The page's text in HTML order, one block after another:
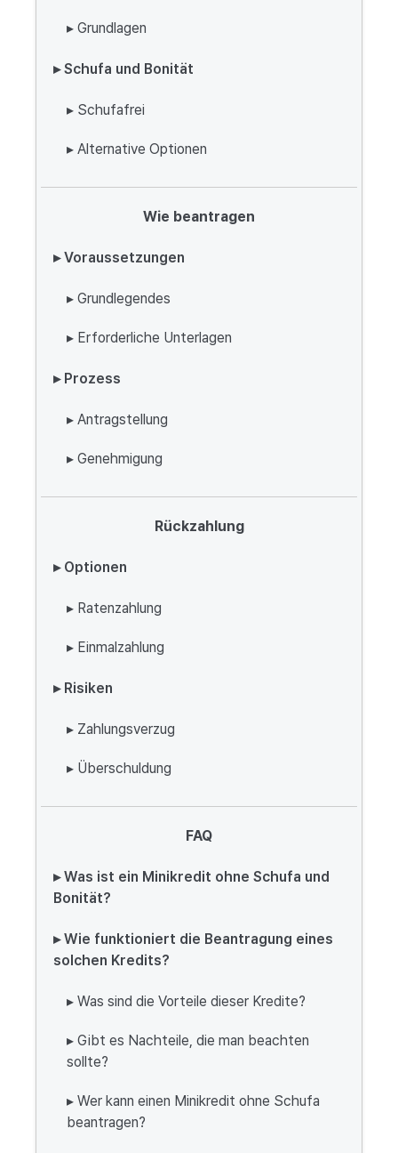
▸ Grundlagen
▸ Schufa und Bonität
▸ Schufafrei
▸ Alternative Optionen
Wie beantragen
▸ Voraussetzungen
▸ Grundlegendes
▸ Erforderliche Unterlagen
▸ Prozess
▸ Antragstellung
▸ Genehmigung
Rückzahlung
▸ Optionen
▸ Ratenzahlung
▸ Einmalzahlung
▸ Risiken
▸ Zahlungsverzug
▸ Überschuldung
FAQ
▸ Was ist ein Minikredit ohne Schufa und
Bonität?
▸ Wie funktioniert die Beantragung eines
solchen Kredits?
▸ Was sind die Vorteile dieser Kredite?
▸ Gibt es Nachteile, die man beachten
sollte?
▸ Wer kann einen Minikredit ohne Schufa
beantragen?